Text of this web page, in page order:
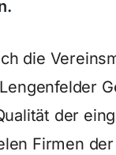
die
der
Firmen der